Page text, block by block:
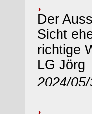
Der
Sicht
richtige
LG Jörg
2024/